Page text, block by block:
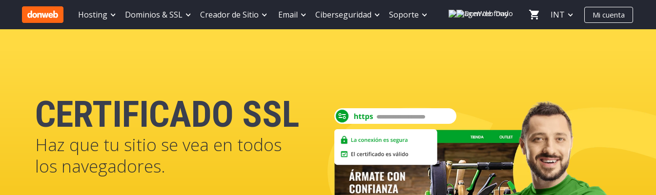
Hosting Dominios & SSL Creador de Sitio Email Ciberseguridad Soporte INT Mi cuenta
CERTIFICADO SSL
Haz que tu sitio se vea en todos
los navegadores.